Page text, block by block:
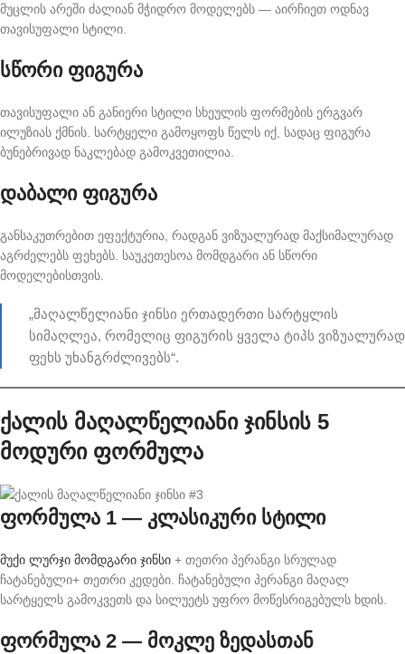
მუცლის არეში ძალიან მჭიდრო მოდელებს — აირჩიეთ ოდნავ
თავისუფალი სტილი.
სწორი ფიგურა
თავისუფალი ან განიერი სტილი სხეულის ფორმების ერგვარ
ილუზიას ქმნის. სარტყელი გამოყოფს წელს იქ, სადაც ფიგურა
ბუნებრივად ნაკლებად გამოკვეთილია.
დაბალი ფიგურა
განსაკუთრებით ეფექტურია, რადგან ვიზუალურად მაქსიმალურად
აგრძელებს ფეხებს. საუკეთესოა მომდგარი ან სწორი
მოდელებისთვის.
„მაღალწელიანი ჯინსი ერთადერთი სარტყლის
სიმაღლეა, რომელიც ფიგურის ყველა ტიპს ვიზუალურად
ფეხს უხანგრძლივებს“.
ქალის მაღალწელიანი ჯინსის 5
მოდური ფორმულა
ფორმულა 1 — კლასიკური სტილი
მუქი ლურჯი მომდგარი ჯინსი + თეთრი პერანგი სრულად
ჩატანებული+ თეთრი კედები. ჩატანებული პერანგი მაღალ
სარტყელს გამოკვეთს და სილუეტს უფრო მოწესრიგებულს ხდის.
ფორმულა 2 — მოკლე ზედასთან